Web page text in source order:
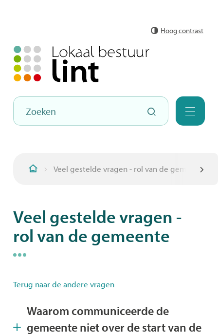
Hoog contrast
Hoe
kunnen
we
Zoeken
Menu
Veel gestelde vragen - rol van de gemeente
Veel gestelde vragen -
rol van de gemeente
Terug naar de andere vragen
Waarom communiceerde de
gemeente niet over de start van de